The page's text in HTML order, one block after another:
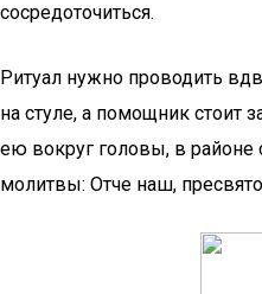
сосредоточиться.
Ритуал нужно проводить
на стуле, а помощник стоит
ею вокруг головы, в районе
молитвы: Отче наш,